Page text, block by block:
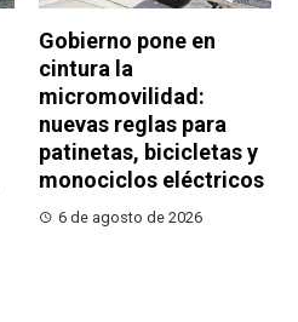
Gobierno pone en
cintura la
micromovilidad:
nuevas reglas para
patinetas, bicicletas y
monociclos eléctricos
6 de agosto de 2026